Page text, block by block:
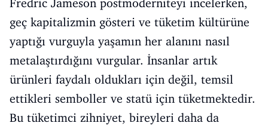
Fredric Jameson postmoderniteyi incelerken,
geç kapitalizmin gösteri ve tüketim kültürüne
yaptığı vurguyla yaşamın her alanını nasıl
metalaştırdığını vurgular. İnsanlar artık
ürünleri faydalı oldukları için değil, temsil
ettikleri semboller ve statü için tüketmektedir.
Bu tüketimci zihniyet, bireyleri daha da